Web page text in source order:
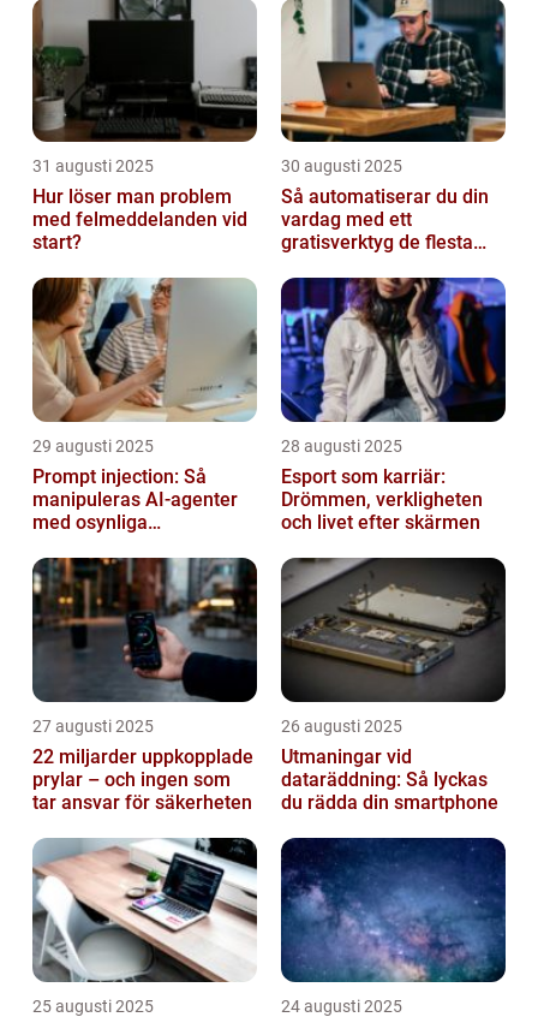
31 augusti 2025
Hur löser man problem
med felmeddelanden vid
start?
30 augusti 2025
Så automatiserar du din
vardag med ett
gratisverktyg de flesta
29 augusti 2025
Prompt injection: Så
manipuleras AI-agenter
med osynliga
28 augusti 2025
Esport som karriär:
Drömmen, verkligheten
och livet efter skärmen
27 augusti 2025
22 miljarder uppkopplade
prylar – och ingen som
tar ansvar för säkerheten
26 augusti 2025
Utmaningar vid
dataräddning: Så lyckas
du rädda din smartphone
25 augusti 2025 24 augusti 2025